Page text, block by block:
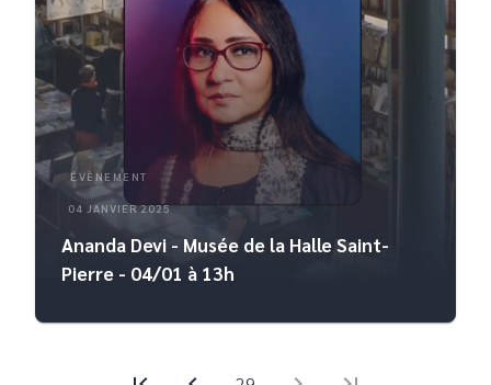
ÉVÈNEMENT
04 JANVIER 2025
Ananda Devi - Musée de la Halle Saint-
Pierre - 04/01 à 13h